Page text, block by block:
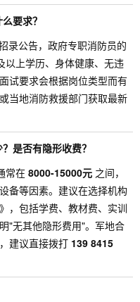
要求？
录公告，政府专职消防员的
以上学历、身体健康、无违
试要求会根据岗位类型而有
当地消防救援部门获取最新
是否有隐形收费？
常在 8000-15000元 之间，
备等因素。建议在选择机构
，包括学费、教材费、实训
"无其他隐形费用"。军地合
建议直接拨打 139 8415